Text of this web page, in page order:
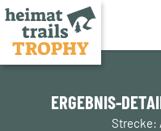
Zum
ERGEBNIS-
Strecke: